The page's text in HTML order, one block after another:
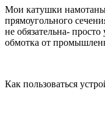
Мои катушки
прямоугольного
не обязательна-
обмотка от
Как пользоваться